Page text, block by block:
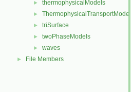
► thermophysicalModels
► ThermophysicalTransportModels
► triSurface
► twoPhaseModels
► waves
► File Members